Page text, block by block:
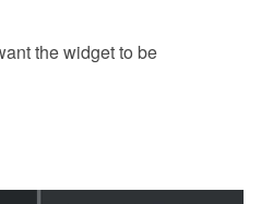
the widget to be